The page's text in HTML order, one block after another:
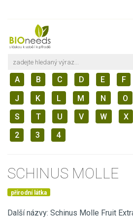
A B C D E F
J
K L M N O
S
T U V W X
2
3 4
SCHINUS MOLLE
přírodní látka
Další názvy: Schinus Molle Fruit